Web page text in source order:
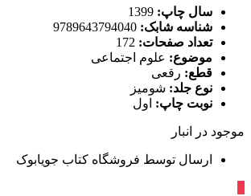
سال چاپ:
شناسه شابک:
تعداد صفحات:
موضوع: علوم اجتماعی
قطع: رقعی
نوع جلد: شومیز
نوبت چاپ: اول
موجود در انبار
ارسال توسط فروشگاه کتاب جویابوک